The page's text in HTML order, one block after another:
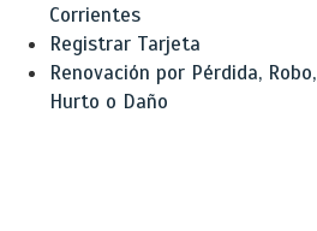
Corrientes
Registrar Tarjeta
Renovación por Pérdida, Robo,
Hurto o Daño